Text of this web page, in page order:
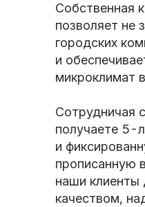
Собственная
позволяет не
городских
и
микроклимат
Сотрудничая
получаете 5-
и
прописанную
наши клиенты
качеством,